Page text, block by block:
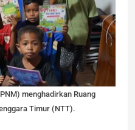
menghadirkan Ruang
Timur (NTT).